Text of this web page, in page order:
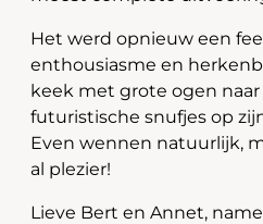
Het werd opnieuw een
enthousiasme en
keek met grote ogen naar
futuristische snufjes op
Even wennen natuurlijk,
al plezier!
Lieve Bert en Annet,